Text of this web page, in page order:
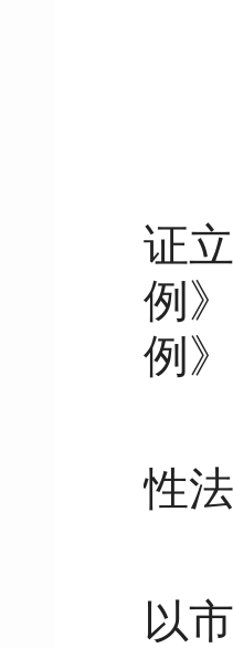
证
例
例
性
以